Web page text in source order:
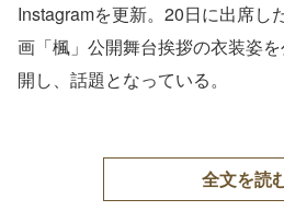
Instagramを更新。20日に出席し
画「楓」公開舞台挨拶の衣装姿
開し、話題となっている。
全文を読